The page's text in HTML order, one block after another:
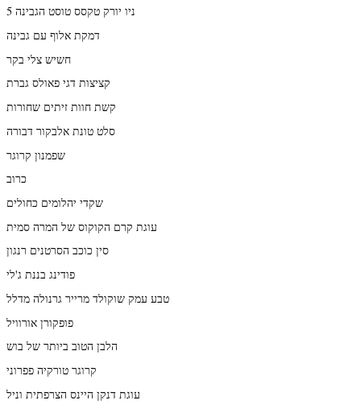
ניו יורק טקסס טוסט הגבינה 5
דמקת אלוף עם גבינה
חשיש צלי בקר
קציצות דגי פאולס גברת
קשת חוות זיתים שחורות
סלט טונת אלבקור דבורה
שפמנון קרוגר
כרוב
שקדי יהלומים כחולים
עוגת קרם הקוקוס של המרה סמית
סין כוכב הסרטנים רנגון
פודינג בננת ג'לי
טבע עמק שוקולד מרייר גרנולה מדלל
פופקורן אורוויל
הלבן הטוב ביותר של בוש
קרוגר טורקיה פפרוני
עוגת דנקן היינס הצרפתית וניל